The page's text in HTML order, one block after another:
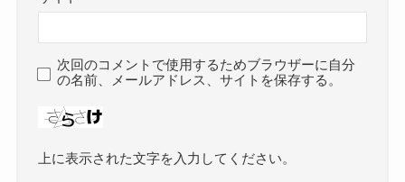
次回のコメントで使用するためブラウザーに自分
の名前、メールアドレス、サイトを保存する。
上に表示された文字を入力してください。